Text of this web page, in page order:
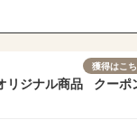
リジナル商品
獲得はこ
クーポ